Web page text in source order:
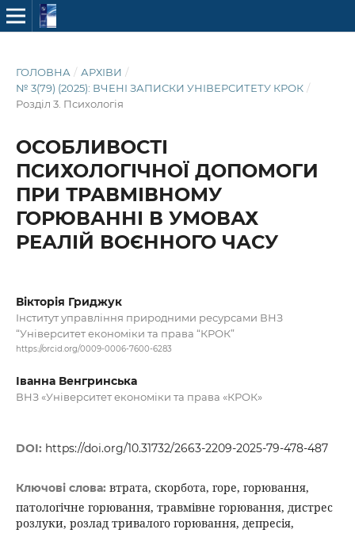
ГОЛОВНА / АРХІВИ /
№ 3(79) (2025): ВЧЕНІ ЗАПИСКИ УНІВЕРСИТЕТУ КРОК /
Розділ 3. Психологія
ОСОБЛИВОСТІ
ПСИХОЛОГІЧНОЇ ДОПОМОГИ
ПРИ ТРАВМІВНОМУ
ГОРЮВАННІ В УМОВАХ
РЕАЛІЙ ВОЄННОГО ЧАСУ
Вікторія Гриджук
Інститут управління природними ресурсами ВНЗ
“Університет економіки та права “КРОК”
https://orcid.org/0009-0006-7600-6283
Іванна Венгринська
ВНЗ «Університет економіки та права «КРОК»
DOI: https://doi.org/10.31732/2663-2209-2025-79-478-487
Ключові слова: втрата, скорбота, горе, горювання,
патологічне горювання, травмівне горювання, дистрес
розлуки, розлад тривалого горювання, депресія,